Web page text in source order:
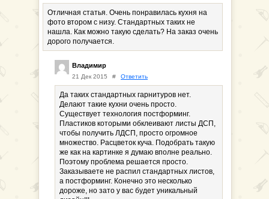
Отличная статья. Очень понравилась кухня на
фото втором с низу. Стандартных таких не
нашла. Как можно такую сделать? На заказ очень
дорого получается.
Владимир
21 Дек 2015 # Ответить
Да таких стандартных гарнитуров нет.
Делают такие кухни очень просто.
Существует технология постформинг.
Пластиков которыми обклеивают листы ДСП,
чтобы получить ЛДСП, просто огромное
множество. Расцветок куча. Подобрать такую
же как на картинке я думаю вполне реально.
Поэтому проблема решается просто.
Заказываете не распил стандартных листов,
а постформинг. Конечно это несколько
дороже, но зато у вас будет уникальный